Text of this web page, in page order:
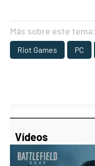
Más sobre este tema:
Riot Games PC
Vídeos